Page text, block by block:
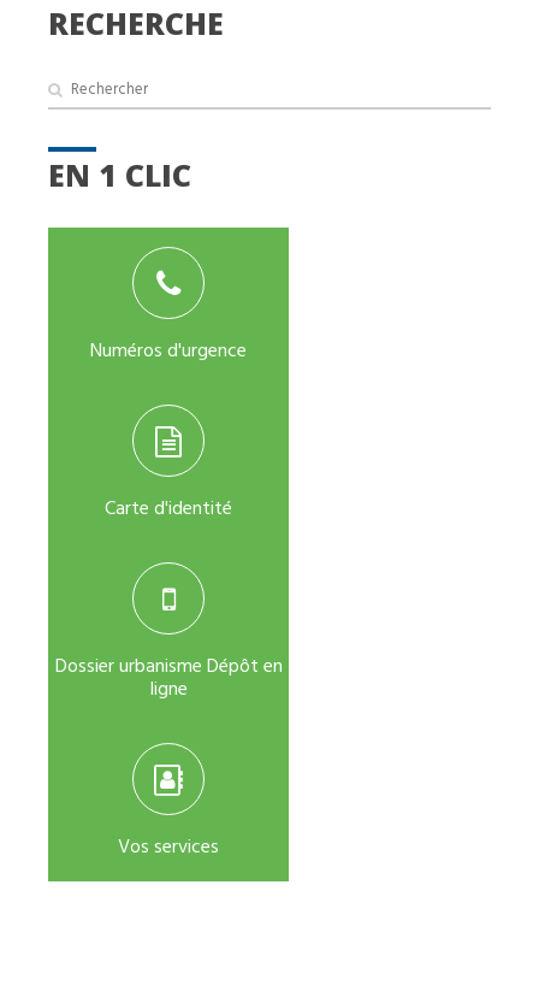
RECHERCHE
EN 1 CLIC
Numéros d'urgence
Carte d'identité
Dossier urbanisme Dépôt en
ligne
Vos services